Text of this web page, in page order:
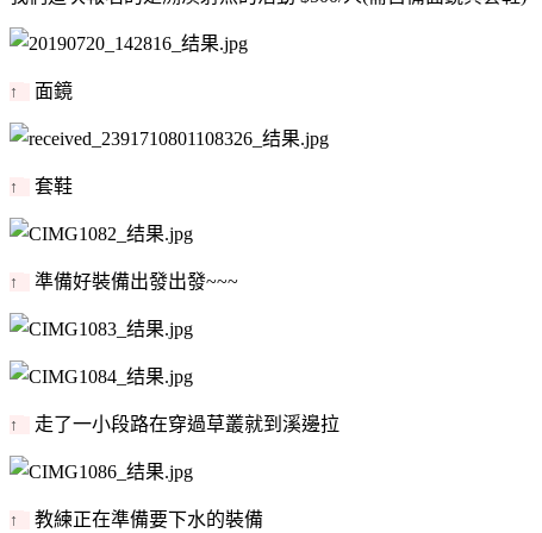
↑ 面鏡
↑ 套鞋
↑ 準備好裝備出發出發~~~
↑ 走了一小段路在穿過草叢就到溪邊拉
↑ 教練正在準備要下水的裝備